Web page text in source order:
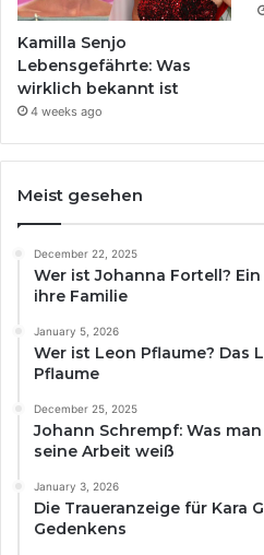
Kamilla Senjo
Lebensgefährte: Was
wirklich bekannt ist
4 weeks ago
Meist gesehen
December 22, 2025
Wer ist Johanna Fortell?
ihre Familie
January 5, 2026
Wer ist Leon Pflaume? Das
Pflaume
December 25, 2025
Johann Schrempf: Was
seine Arbeit weiß
January 3, 2026
Die Traueranzeige für Kara
Gedenkens